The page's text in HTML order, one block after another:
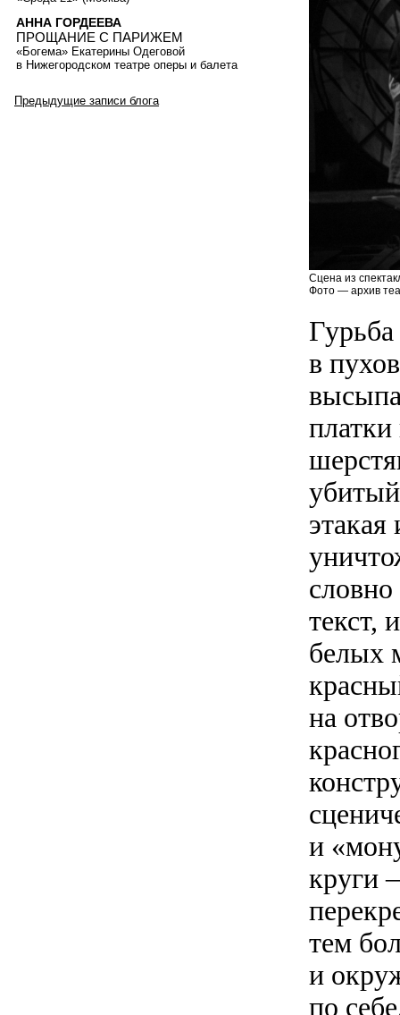
Сцена из
Фото — архив
в
текст,
белых
на
и
круги
тем
и
по
АННА ГОРДЕЕВА
ПРОЩАНИЕ С ПАРИЖЕМ
«Богема» Екатерины Одеговой
в Нижегородском театре оперы и балета
Предыдущие записи блога